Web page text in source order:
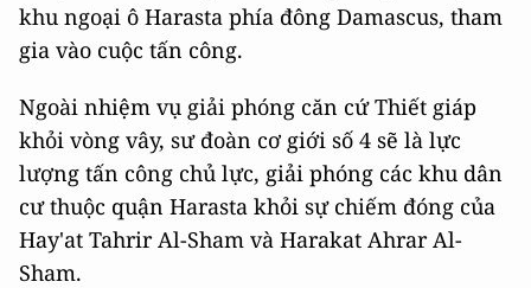
khu ngoại ô Harasta phía đông Damascus, tham
gia vào cuộc tấn công.
Ngoài nhiệm vụ giải phóng căn cứ Thiết giáp
khỏi vòng vây, sư đoàn cơ giới số 4 sẽ là lực
lượng tấn công chủ lực, giải phóng các khu dân
cư thuộc quận Harasta khỏi sự chiếm đóng của
Hay'at Tahrir Al-Sham và Harakat Ahrar Al-
Sham.